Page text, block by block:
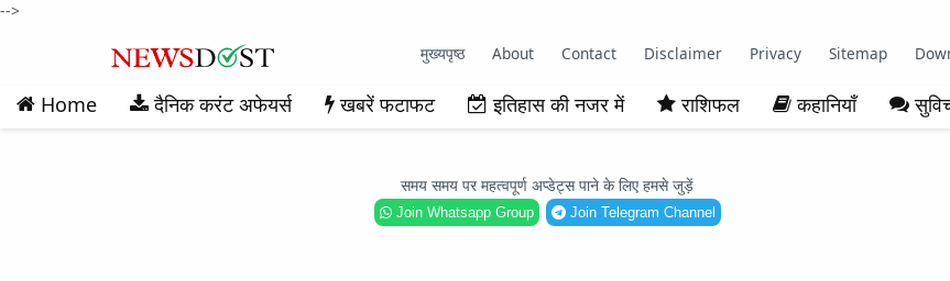
-->
मुख्यपृष्ठ About Contact Disclaimer Privacy Sitemap
Home दैनिक करंट अफेयर्स खबरें फटाफट इतिहास की नजर में राशिफल कहानियाँ
समय समय पर महत्वपूर्ण अप्डेट्स पाने के लिए हमसे जुड़ें
Join Whatsapp Group Join Telegram Channel